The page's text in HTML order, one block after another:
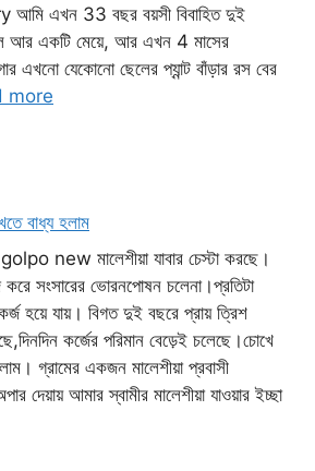
এখন 33 বছর বয়সী বিবাহিত দুই
আর একটি মেয়ে, আর এখন 4 মাসের
এখনো যেকোনো ছেলের প্যান্ট বাঁড়ার রস বের
more
বাধ্য হলাম
new মালেশীয়া যাবার চেস্টা করছে।
করে সংসারের ভোরনপোষন চলেনা।প্রতিটা
হয়ে যায়। বিগত দুই বছরে প্রায় ত্রিশ
কর্জের পরিমান বেড়েই চলেছে।চোখে
গ্রামের একজন মালেশীয়া প্রবাসী
দেয়ায় আমার স্বামীর মালেশীয়া যাওয়ার ইচ্ছা